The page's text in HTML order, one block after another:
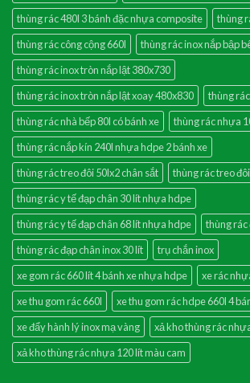
thùng rác 480l 3 bánh đặc nhựa composite
thùng
thùng rác công cộng 660l
thùng rác inox nắp bập
thùng rác inox tròn nắp lật 380x730
thùng rác inox tròn nắp lật xoay 480x830
thùng
thùng rác nhà bếp 80l có bánh xe
thùng rác nhựa
thùng rác nắp kín 240l nhựa hdpe 2 bánh xe
thùng rác treo đôi 50lx2 chân sắt
thùng rác treo
thùng rác y tế đạp chân 30 lít nhựa hdpe
thùng rác y tế đạp chân 68 lít nhựa hdpe
thùng rác
thùng rác đạp chân inox 30 lít
trụ chắn inox
xe gom rác 660 lít 4 bánh xe nhựa hdpe
xe rác
xe thu gom rác 660l
xe thu gom rác hdpe 660l 4
xe đẩy hành lý inox mạ vàng
xả kho thùng rác
xả kho thùng rác nhựa 120 lít màu cam